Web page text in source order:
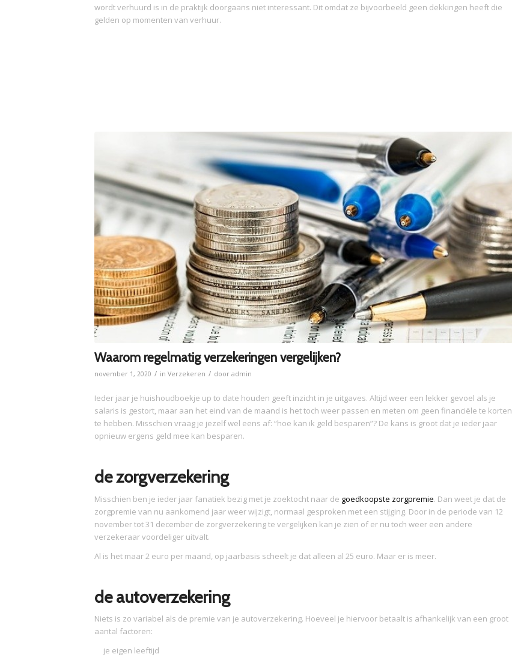
wordt verhuurd is in de praktijk doorgaans niet interessant. Dit omdat ze bijvoorbeeld geen dekkingen heeft die
gelden op momenten van verhuur.
Waarom regelmatig verzekeringen vergelijken?
november 1, 2020 / in Verzekeren / door admin
Ieder jaar je huishoudboekje up to date houden geeft inzicht in je uitgaves. Altijd weer een lekker gevoel als je
salaris is gestort, maar aan het eind van de maand is het toch weer passen en meten om geen financiële te korten
te hebben. Misschien vraag je jezelf wel eens af: “hoe kan ik geld besparen”? De kans is groot dat je ieder jaar
opnieuw ergens geld mee kan besparen.
de zorgverzekering
Misschien ben je ieder jaar fanatiek bezig met je zoektocht naar de goedkoopste zorgpremie. Dan weet je dat de
zorgpremie van nu aankomend jaar weer wijzigt, normaal gesproken met een stijging. Door in de periode van 12
november tot 31 december de zorgverzekering te vergelijken kan je zien of er nu toch weer een andere
verzekeraar voordeliger uitvalt.
Al is het maar 2 euro per maand, op jaarbasis scheelt je dat alleen al 25 euro. Maar er is meer.
de autoverzekering
Niets is zo variabel als de premie van je autoverzekering. Hoeveel je hiervoor betaalt is afhankelijk van een groot
aantal factoren:
je eigen leeftijd